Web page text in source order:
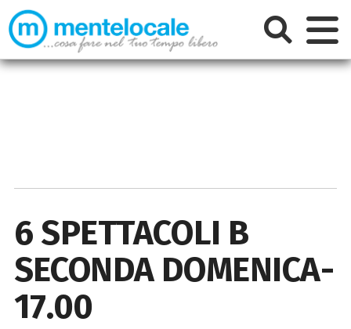
6 SPETTACOLI B
SECONDA DOMENICA-
17.00